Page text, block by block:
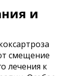
и
смещение
лечения к